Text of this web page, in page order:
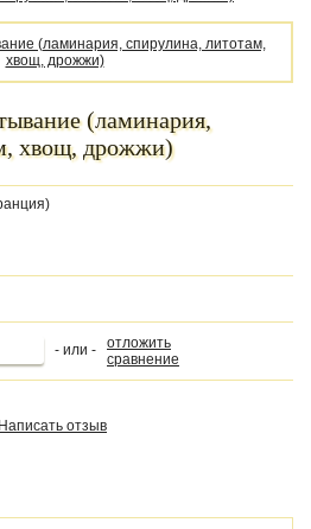
(ламинария,
хвощ, дрожжи)
- или -
отложить
сравнение
Написать отзыв